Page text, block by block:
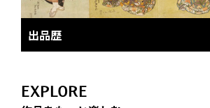
出品歴
EXPLORE